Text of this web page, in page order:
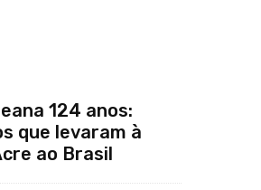
124 anos:
que levaram à
ao Brasil